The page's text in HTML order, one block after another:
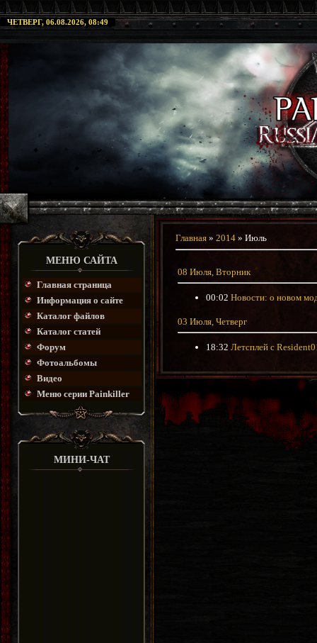
ЧЕТВЕРГ, 06.08.2026, 08:49
МЕНЮ САЙТА
Главная страница
Информация о сайте
Каталог файлов
Каталог статей
Форум
Фотоальбомы
Видео
Меню серии Painkiller
МИНИ-ЧАТ
Главная » 2014 » Июль
08 Июля, Вторник
00:02 Новости: о новом
03 Июля, Четверг
18:32 Летсплей с